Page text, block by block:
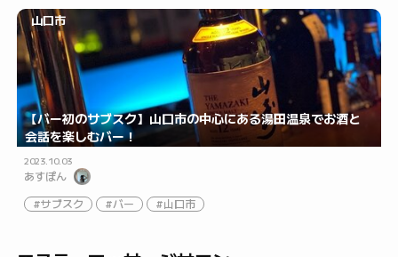
山口市
【バー初のサブスク】山口市の中心にある湯田温泉でお酒と
会話を楽しむバー！
2023.10.03
あすぽん
サブスク
バー 山口市